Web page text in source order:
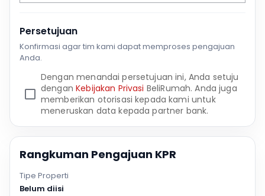
Persetujuan
Konfirmasi agar tim kami dapat memproses pengajuan
Anda.
Dengan menandai persetujuan ini, Anda setuju
denganKebijakan Privasi BeliRumah. Anda juga
memberikan otorisasi kepada kami untuk
meneruskan data kepada partner bank.
Rangkuman Pengajuan KPR
Tipe Properti
Belum diisi